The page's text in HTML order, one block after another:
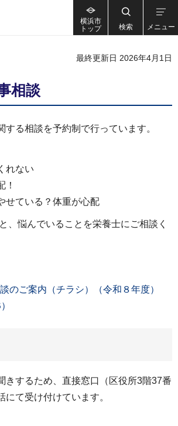
横浜市
トップ
検索 メニュー
最終更新日 2026年4月1日
相談
する相談を予約制で行っています。
れない
！
せている？体重が心配
、悩んでいることを栄養士にご相談く
のご案内（チラシ）（令和８年度）
きするため、直接窓口（区役所3階37番
にて受け付けています。